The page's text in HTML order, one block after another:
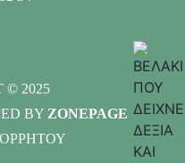
BY ZONEPAGE
© 2025